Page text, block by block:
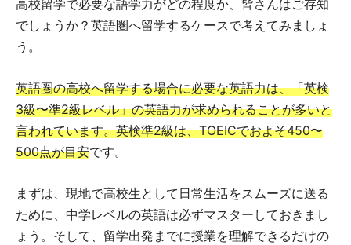
高校留学で必要な語学力がどの程度か、皆さんはご存知
でしょうか？英語圏へ留学するケースで考えてみましょ
う。
英語圏の高校へ留学する場合に必要な英語力は、「英検
3級〜準2級レベル」の英語力が求められることが多いと
言われています。英検準2級は、TOEICでおよそ450〜
500点が目安です。
まずは、現地で高校生として日常生活をスムーズに送る
ために、中学レベルの英語は必ずマスターしておきまし
ょう。そして、留学出発までに授業を理解できるだけの